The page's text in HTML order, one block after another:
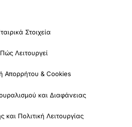
Στοιχεία
Πώς Λειτουργεί
Απορρήτου & Cookies
και Διαφάνειας
και Πολιτική Λειτουργίας